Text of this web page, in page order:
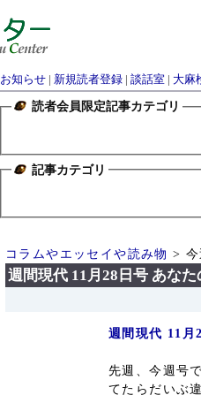
お知らせ| 新規読者登録| 談話室| 大麻
読者会員限定記事カテゴリ
記事カテゴリ
コラムやエッセイや読み物 > 今
週間現代 11月28日号 あな
週間現代 11月
先週、今週号
てたらだいぶ